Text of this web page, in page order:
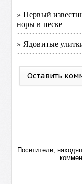
» Первый
норы в песке
» Ядовитые
Оставить
Посетители,